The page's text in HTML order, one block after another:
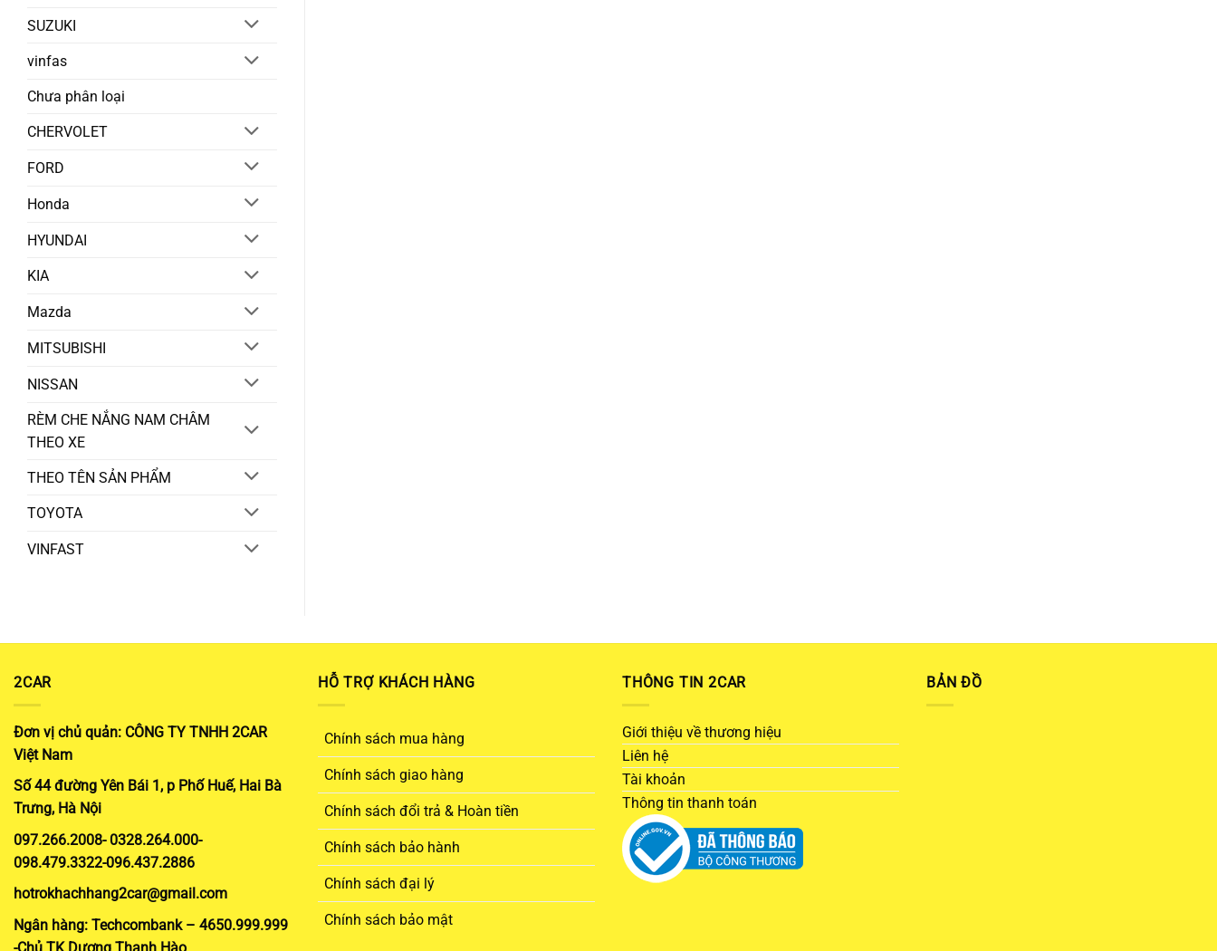
SUZUKI
vinfas
Chưa phân loại
CHERVOLET
FORD
Honda
HYUNDAI
KIA
Mazda
MITSUBISHI
NISSAN
RÈM CHE NẮNG NAM CHÂM
THEO XE
THEO TÊN SẢN PHẨM
TOYOTA
VINFAST
2CAR
Đơn vị chủ quản: CÔNG TY TNHH 2CAR
Việt Nam
Số 44 đường Yên Bái 1, p Phố Huế, Hai Bà
Trưng, Hà Nội
097.266.2008- 0328.264.000-
098.479.3322-096.437.2886
hotrokhachhang2car@gmail.com
Ngân hàng: Techcombank – 4650.999.999
HỖ TRỢ KHÁCH HÀNG
Chính sách mua hàng
Chính sách giao hàng
Chính sách đổi trả & Hoàn tiền
Chính sách bảo hành
Chính sách đại lý
Chính sách bảo mật
THÔNG TIN 2CAR
Giới thiệu về thương hiệu
Liên hệ
Tài khoản
Thông tin thanh toán
BẢN ĐỒ